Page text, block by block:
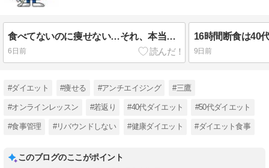
食べてないのに痩せない…それ、本当に停滞期？
6日前 9日前
#ダイエット #痩せる #アンチエイジング #三鷹
#オンラインレッスン #若返り #40代ダイエット #50代ダイエット
#食事管理 #リバウンドしない #健康ダイエット #ダイエット食事
このブログのここがポイント